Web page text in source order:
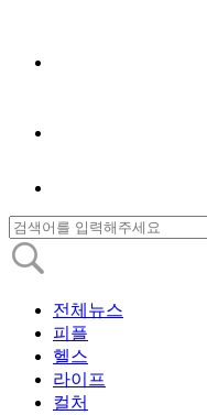
전체뉴스
피플
헬스
라이프
컬처